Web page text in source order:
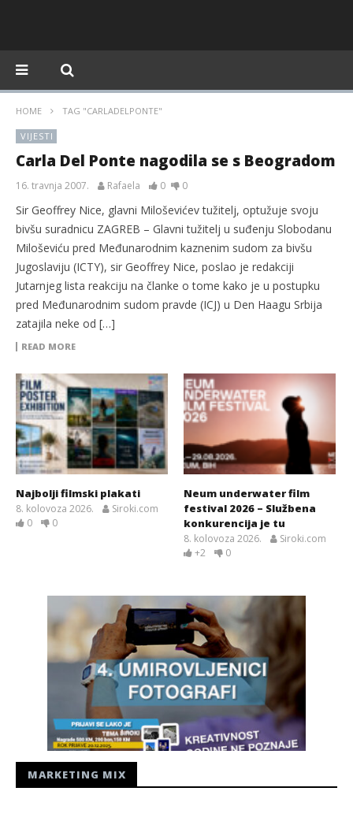
HOME TAG "CARLADELPONTE"
VIJESTI
Carla Del Ponte nagodila se s Beogradom
16. travnja 2007. Rafaela 0 0
Sir Geoffrey Nice, glavni Miloševićev tužitelj, optužuje svoju
bivšu suradnicu ZAGREB – Glavni tužitelj u suđenju Slobodanu
Miloševiću pred Međunarodnim kaznenim sudom za bivšu
Jugoslaviju (ICTY), sir Geoffrey Nice, poslao je redakciji
Jutarnjeg lista reakciju na članke o tome kako je u postupku
pred Međunarodnim sudom pravde (ICJ) u Den Haagu Srbija
zatajila neke od […]
READ MORE
Najbolji filmski plakati
8. kolovoza 2026.
Siroki.com
0
0
Neum underwater film
festival 2026 – Službena
konkurencija je tu
8. kolovoza 2026.
Siroki.com
+2
0
MARKETING MIX